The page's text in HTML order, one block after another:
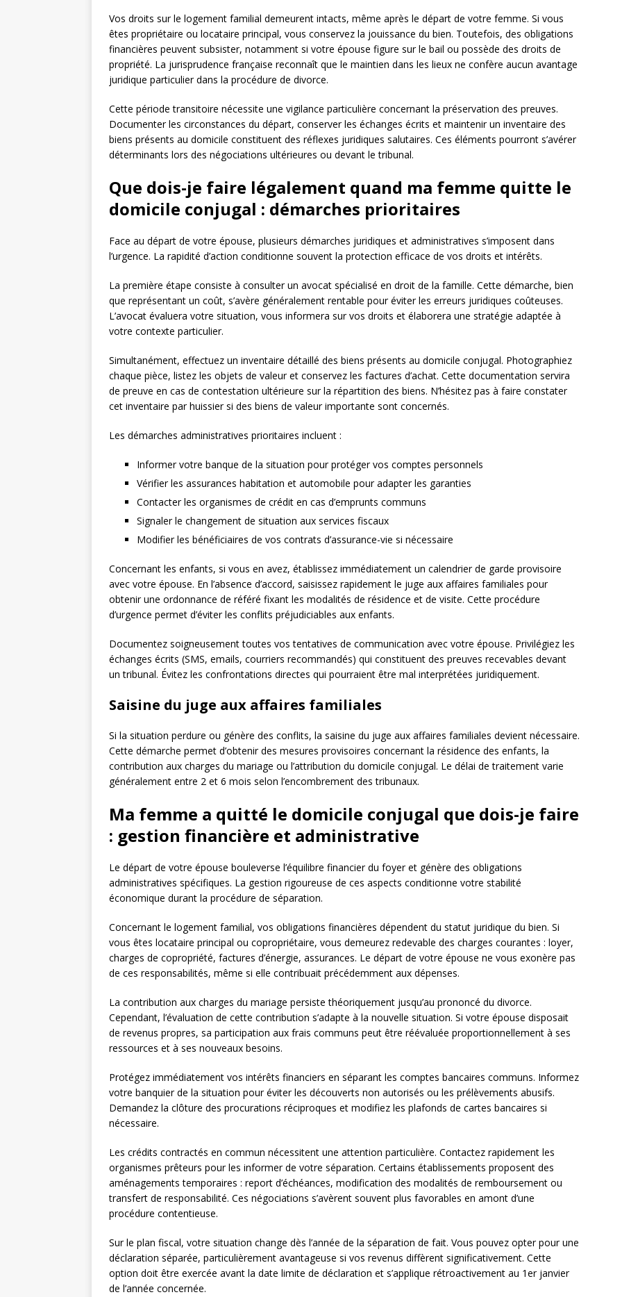
Vos droits sur le logement familial demeurent intacts, même après le départ de votre femme. Si vous
êtes propriétaire ou locataire principal, vous conservez la jouissance du bien. Toutefois, des obligations
financières peuvent subsister, notamment si votre épouse figure sur le bail ou possède des droits de
propriété. La jurisprudence française reconnaît que le maintien dans les lieux ne confère aucun avantage
juridique particulier dans la procédure de divorce.
Cette période transitoire nécessite une vigilance particulière concernant la préservation des preuves.
Documenter les circonstances du départ, conserver les échanges écrits et maintenir un inventaire des
biens présents au domicile constituent des réflexes juridiques salutaires. Ces éléments pourront s’avérer
déterminants lors des négociations ultérieures ou devant le tribunal.
Que dois-je faire légalement quand ma femme quitte le
domicile conjugal : démarches prioritaires
Face au départ de votre épouse, plusieurs démarches juridiques et administratives s’imposent dans
l’urgence. La rapidité d’action conditionne souvent la protection efficace de vos droits et intérêts.
La première étape consiste à consulter un avocat spécialisé en droit de la famille. Cette démarche, bien
que représentant un coût, s’avère généralement rentable pour éviter les erreurs juridiques coûteuses.
L’avocat évaluera votre situation, vous informera sur vos droits et élaborera une stratégie adaptée à
votre contexte particulier.
Simultanément, effectuez un inventaire détaillé des biens présents au domicile conjugal. Photographiez
chaque pièce, listez les objets de valeur et conservez les factures d’achat. Cette documentation servira
de preuve en cas de contestation ultérieure sur la répartition des biens. N’hésitez pas à faire constater
cet inventaire par huissier si des biens de valeur importante sont concernés.
Les démarches administratives prioritaires incluent :
Informer votre banque de la situation pour protéger vos comptes personnels
Vérifier les assurances habitation et automobile pour adapter les garanties
Contacter les organismes de crédit en cas d’emprunts communs
Signaler le changement de situation aux services fiscaux
Modifier les bénéficiaires de vos contrats d’assurance-vie si nécessaire
Concernant les enfants, si vous en avez, établissez immédiatement un calendrier de garde provisoire
avec votre épouse. En l’absence d’accord, saisissez rapidement le juge aux affaires familiales pour
obtenir une ordonnance de référé fixant les modalités de résidence et de visite. Cette procédure
d’urgence permet d’éviter les conflits préjudiciables aux enfants.
Documentez soigneusement toutes vos tentatives de communication avec votre épouse. Privilégiez les
échanges écrits (SMS, emails, courriers recommandés) qui constituent des preuves recevables devant
un tribunal. Évitez les confrontations directes qui pourraient être mal interprétées juridiquement.
Saisine du juge aux affaires familiales
Si la situation perdure ou génère des conflits, la saisine du juge aux affaires familiales devient nécessaire.
Cette démarche permet d’obtenir des mesures provisoires concernant la résidence des enfants, la
contribution aux charges du mariage ou l’attribution du domicile conjugal. Le délai de traitement varie
généralement entre 2 et 6 mois selon l’encombrement des tribunaux.
Ma femme a quitté le domicile conjugal que dois-je faire
: gestion financière et administrative
Le départ de votre épouse bouleverse l’équilibre financier du foyer et génère des obligations
administratives spécifiques. La gestion rigoureuse de ces aspects conditionne votre stabilité
économique durant la procédure de séparation.
Concernant le logement familial, vos obligations financières dépendent du statut juridique du bien. Si
vous êtes locataire principal ou copropriétaire, vous demeurez redevable des charges courantes : loyer,
charges de copropriété, factures d’énergie, assurances. Le départ de votre épouse ne vous exonère pas
de ces responsabilités, même si elle contribuait précédemment aux dépenses.
La contribution aux charges du mariage persiste théoriquement jusqu’au prononcé du divorce.
Cependant, l’évaluation de cette contribution s’adapte à la nouvelle situation. Si votre épouse disposait
de revenus propres, sa participation aux frais communs peut être réévaluée proportionnellement à ses
ressources et à ses nouveaux besoins.
Protégez immédiatement vos intérêts financiers en séparant les comptes bancaires communs. Informez
votre banquier de la situation pour éviter les découverts non autorisés ou les prélèvements abusifs.
Demandez la clôture des procurations réciproques et modifiez les plafonds de cartes bancaires si
nécessaire.
Les crédits contractés en commun nécessitent une attention particulière. Contactez rapidement les
organismes prêteurs pour les informer de votre séparation. Certains établissements proposent des
aménagements temporaires : report d’échéances, modification des modalités de remboursement ou
transfert de responsabilité. Ces négociations s’avèrent souvent plus favorables en amont d’une
procédure contentieuse.
Sur le plan fiscal, votre situation change dès l’année de la séparation de fait. Vous pouvez opter pour une
déclaration séparée, particulièrement avantageuse si vos revenus diffèrent significativement. Cette
option doit être exercée avant la date limite de déclaration et s’applique rétroactivement au 1er janvier
de l’année concernée.